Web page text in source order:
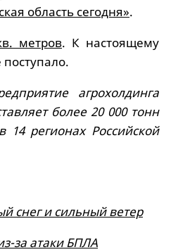
область сегодня».
метров. К настоящему
агрохолдинга
более 20 000 тонн
14 регионах Российской
снег и сильный ветер
за атаки БПЛА